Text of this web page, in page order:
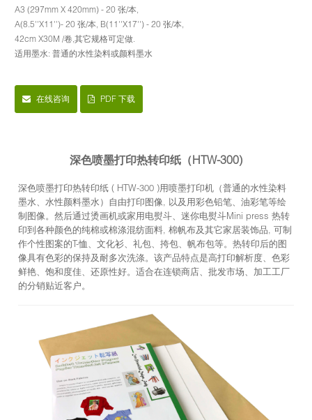
A3 (297mm X 420mm) - 20 张/本,
A(8.5''X11'')- 20 张/本, B(11''X17'') - 20 张/本,
42cm X30M /卷,其它规格可定做.
适用墨水: 普通的水性染料或颜料墨水
在线咨询 PDF 下载
深色喷墨打印热转印纸（HTW-300)
深色喷墨打印热转印纸 ( HTW-300 )用喷墨打印机（普通的水性染料
墨水、水性颜料墨水）自由打印图像, 以及用彩色铅笔、油彩笔等绘
制图像。然后通过烫画机或家用电熨斗、迷你电熨斗Mini press 热转
印到各种颜色的纯棉或棉涤混纺面料, 棉帆布及其它家居装饰品, 可制
作个性图案的T-恤、文化衫、礼包、挎包、帆布包等。热转印后的图
像具有色彩的保持及耐多次洗涤。该产品特点是高打印解析度、色彩
鲜艳、饱和度佳、还原性好。适合在连锁商店、批发市场、加工工厂
的分销贴近客户。